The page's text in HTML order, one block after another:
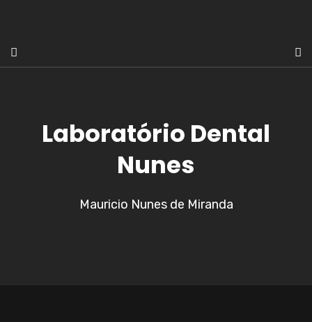
Laboratório Dental
Nunes
Mauricio Nunes de Miranda